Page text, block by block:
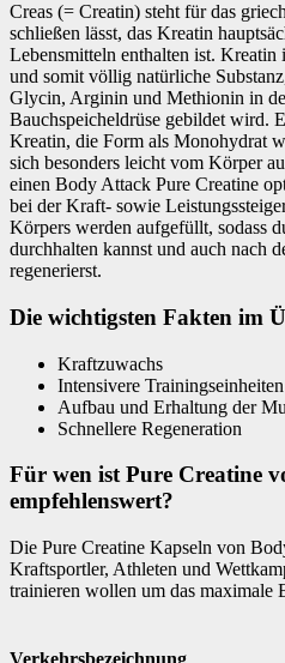
Creas (= Creatin) steht für das
schließen lässt, das Kreatin
Lebensmitteln enthalten ist. Kreatin
und somit völlig natürliche
Glycin, Arginin und Methionin in
Bauchspeicheldrüse gebildet wird.
Kreatin, die Form als Monohydrat
sich besonders leicht vom Körper
einen Body Attack Pure Creatine
bei der Kraft- sowie
Körpers werden aufgefüllt, sodass
durchhalten kannst und auch nach
regenerierst.
Die wichtigsten Fakten im
Kraftzuwachs
Intensivere Trainingseinheiten
Aufbau und Erhaltung der
Schnellere Regeneration
Für wen ist Pure Creatine
empfehlenswert?
Die Pure Creatine Kapseln von
Kraftsportler, Athleten und
trainieren wollen um das maximale